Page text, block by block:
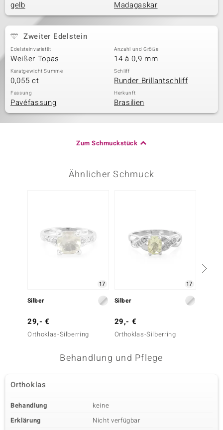
gelb Madagaskar
Zweiter Edelstein
Edelsteinvarietät
Weißer Topas
Anzahl und Größe
14 à 0,9 mm
Karatgewicht Summe
0,055 ct
Schliff
Runder Brillantschliff
Fassung
Pavéfassung
Herkunft
Brasilien
Zum Schmuckstück
Ähnlicher Schmuck
17
Silber
29,- €
Orthoklas-Silberring
17
Silber
29,- €
Orthoklas-Silberring
Behandlung und Pflege
Orthoklas
Behandlung
keine
Erklärung
Nicht verfügbar